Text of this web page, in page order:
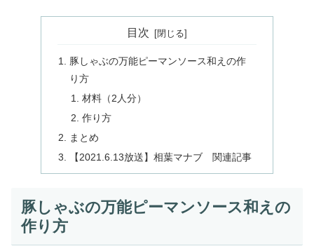
目次
豚しゃぶの万能ピーマンソース和えの作
り方
材料（2人分）
作り方
まとめ
【2021.6.13放送】相葉マナブ 関連記事
豚しゃぶの万能ピーマンソース和えの
作り方